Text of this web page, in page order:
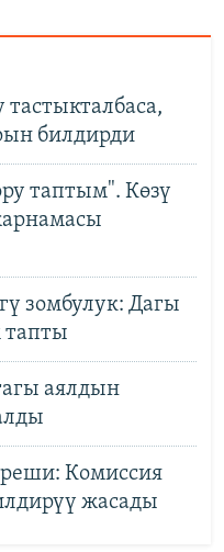
билдирди
таптым". Көзү
зомбулук: Дагы
тапты
аялдын
Комиссия
жасады